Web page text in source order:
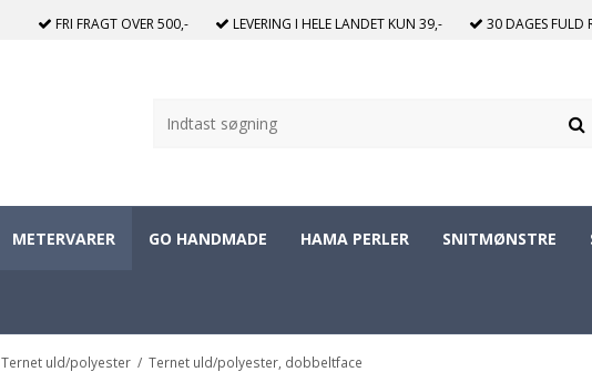
FRI FRAGT OVER 500,- LEVERING I HELE LANDET KUN 39,- 30 DAGES FULD
METERVARER GO HANDMADE HAMA PERLER SNITMØNSTRE
Ternet uld/polyester / Ternet uld/polyester, dobbeltface